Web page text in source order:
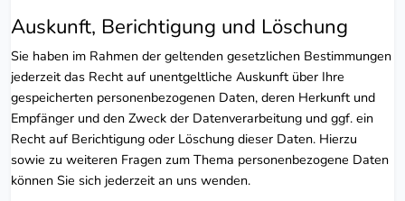
Auskunft, Berichtigung und Löschung
Sie haben im Rahmen der geltenden gesetzlichen Bestimmungen
jederzeit das Recht auf unentgeltliche Auskunft über Ihre
gespeicherten personenbezogenen Daten, deren Herkunft und
Empfänger und den Zweck der Datenverarbeitung und ggf. ein
Recht auf Berichtigung oder Löschung dieser Daten. Hierzu
sowie zu weiteren Fragen zum Thema personenbezogene Daten
können Sie sich jederzeit an uns wenden.